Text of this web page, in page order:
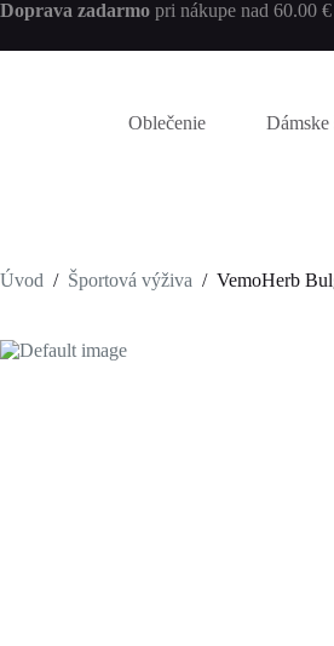
Skip
content
Doprava zadarmo pri nákupe nad 60.00 €
Oblečenie Dámske
Úvod / Športová výživa / VemoHerb